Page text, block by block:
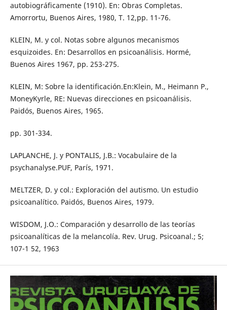
autobiográficamente (1910). En: Obras Completas.
Amorrortu, Buenos Aires, 1980, T. 12,pp. 11-76.
KLEIN, M. y col. Notas sobre algunos mecanismos
esquizoides. En: Desarrollos en psicoanálisis. Hormé,
Buenos Aires 1967, pp. 253-275.
KLEIN, M: Sobre la identificación.En:Klein, M., Heimann P.,
MoneyKyrle, RE: Nuevas direcciones en psicoanálisis.
Paidós, Buenos Aires, 1965.
pp. 301-334.
LAPLANCHE, J. y PONTALIS, J.B.: Vocabulaire de la
psychanalyse.PUF, París, 1971.
MELTZER, D. y col.: Exploración del autismo. Un estudio
psicoanalítico. Paidós, Buenos Aires, 1979.
WISDOM, J.O.: Comparación y desarrollo de las teorías
psicoanalíticas de la melancolía. Rev. Urug. Psicoanal.; 5;
107-1 52, 1963